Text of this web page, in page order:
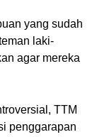
yang sudah
laki-
agar mereka
TTM
penggarapan